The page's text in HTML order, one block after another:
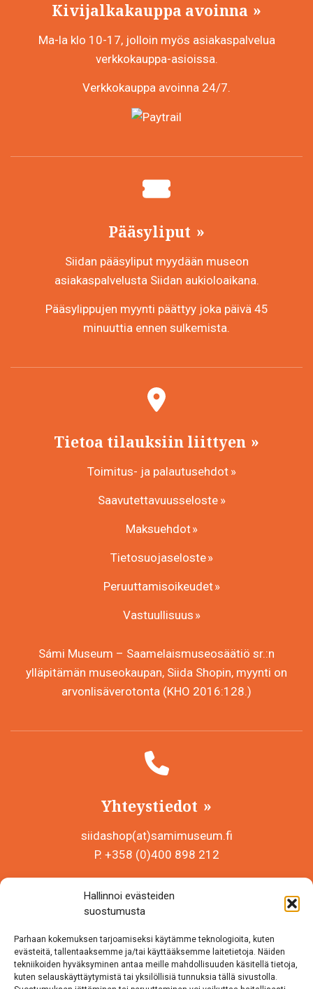
Hallinnoi evästeiden
suostumusta
Parhaan kokemuksen tarjoamiseksi käytämme teknologioita, kuten
evästeitä, tallentaaksemme ja/tai käyttääksemme laitetietoja. Näiden
tekniikoiden hyväksyminen antaa meille mahdollisuuden käsitellä tietoja,
kuten selauskäyttäytymistä tai yksilöllisiä tunnuksia tällä sivustolla.
Kivijalkakauppa avoinna
Ma-la klo 10-17, jolloin myös asiakaspalvelua
verkkokauppa-asioissa.
Verkkokauppa avoinna 24/7.
Pääsyliput
Siidan pääsyliput myydään museon
asiakaspalvelusta Siidan aukioloaikana.
Pääsylippujen myynti päättyy joka päivä 45
minuuttia ennen sulkemista.
Tietoa tilauksiin liittyen
Toimitus- ja palautusehdot
Saavutettavuusseloste
Maksuehdot
Tietosuojaseloste
Peruuttamisoikeudet
Vastuullisuus
Sámi Museum – Saamelaismuseosäätiö sr.:n
ylläpitämän museokaupan, Siida Shopin, myynti on
arvonlisäverotonta (KHO 2016:128.)
Yhteystiedot
siidashop(at)samimuseum.fi
P. +358 (0)400 898 212
Y-tunnus 0625907-2
Inarintie 46
99870 Inari